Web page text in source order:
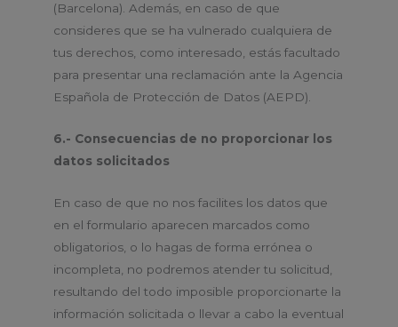
(Barcelona). Además, en caso de que
consideres que se ha vulnerado cualquiera de
tus derechos, como interesado, estás facultado
para presentar una reclamación ante la Agencia
Española de Protección de Datos (AEPD).
6.- Consecuencias de no proporcionar los
datos solicitados
En caso de que no nos facilites los datos que
en el formulario aparecen marcados como
obligatorios, o lo hagas de forma errónea o
incompleta, no podremos atender tu solicitud,
resultando del todo imposible proporcionarte la
información solicitada o llevar a cabo la eventual